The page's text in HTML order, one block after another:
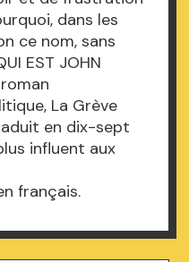
dans les
ce nom, sans
EST JOHN
La Grève
en dix-sept
influent aux
français.